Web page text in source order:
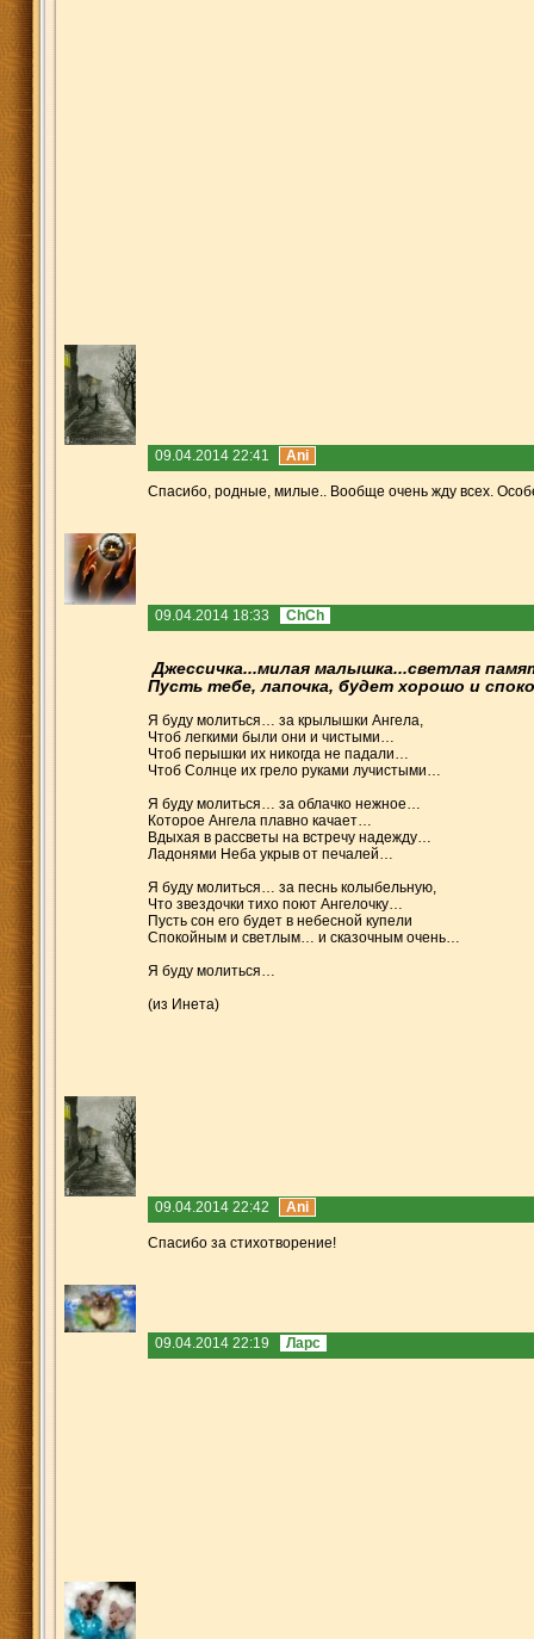
09.04.2014 22:41 Ani
Спасибо, родные, милые.. Вообще очень жду всех.
09.04.2014 18:33 ChCh
Джессичка...милая малышка...светлая
Пусть тебе, лапочка, будет хорошо и
Я буду молиться… за крылышки Ангела,
Чтоб легкими были они и чистыми…
Чтоб перышки их никогда не падали…
Чтоб Солнце их грело руками лучистыми…
Я буду молиться… за облачко нежное…
Которое Ангела плавно качает…
Вдыхая в рассветы на встречу надежду…
Ладонями Неба укрыв от печалей…
Я буду молиться… за песнь колыбельную,
Что звездочки тихо поют Ангелочку…
Пусть сон его будет в небесной купели
Спокойным и светлым… и сказочным очень…
Я буду молиться…
(из Инета)
09.04.2014 22:42 Ani
Спасибо за стихотворение!
09.04.2014 22:19 Ларс